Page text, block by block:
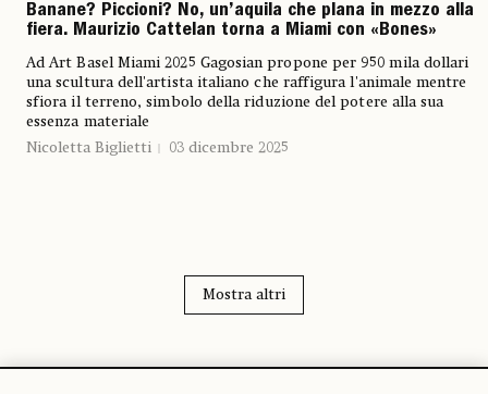
Banane? Piccioni? No, un’aquila che plana in mezzo alla
fiera. Maurizio Cattelan torna a Miami con «Bones»
Ad Art Basel Miami 2025 Gagosian propone per 950 mila dollari
una scultura dell'artista italiano che raffigura l'animale mentre
sfiora il terreno, simbolo della riduzione del potere alla sua
essenza materiale
Nicoletta Biglietti
03 dicembre 2025
Mostra altri